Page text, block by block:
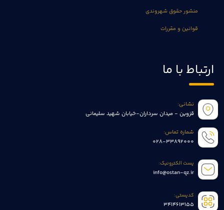
منشور حقوق شهروندی
قوانین و مقررات
ارتباط با ما
نشانی:
قزوین - میدان سرداران-خیابان شهید سلیمانی
شماره تماس:
028-33892000
پست الکترونیک:
info@ostan-qz.ir
کدپستی:
3414613155